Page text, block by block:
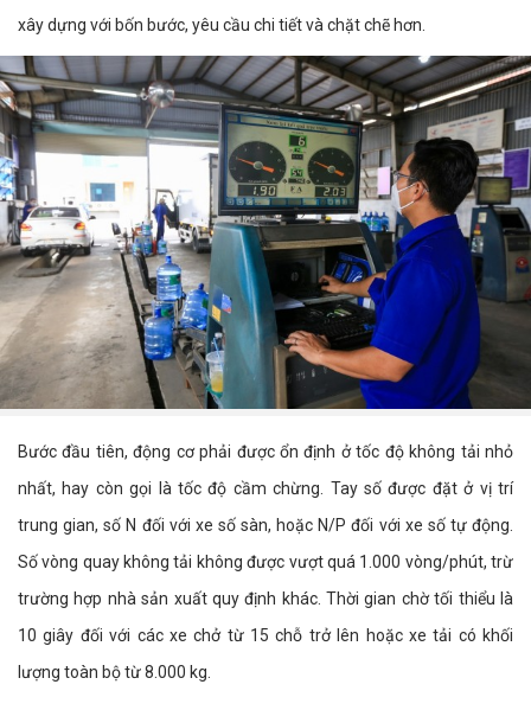
xây dựng với bốn bước, yêu cầu chi tiết và chặt chẽ hơn.
Bước đầu tiên, động cơ phải được ổn định ở tốc độ không tải nhỏ
nhất, hay còn gọi là tốc độ cầm chừng. Tay số được đặt ở vị trí
trung gian, số N đối với xe số sàn, hoặc N/P đối với xe số tự động.
Số vòng quay không tải không được vượt quá 1.000 vòng/phút, trừ
trường hợp nhà sản xuất quy định khác. Thời gian chờ tối thiểu là
10 giây đối với các xe chở từ 15 chỗ trở lên hoặc xe tải có khối
lượng toàn bộ từ 8.000 kg.